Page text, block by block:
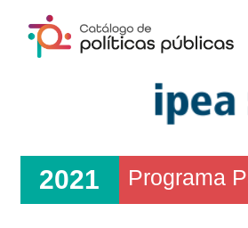
2021 Programa